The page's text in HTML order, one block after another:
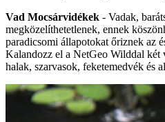
Vad Mocsárvidékek - Vadak,
megközelíthetetlenek, ennek
paradicsomi állapotokat őriznek az
Kalandozz el a NetGeo Wilddal két
halak, szarvasok, feketemedvék és